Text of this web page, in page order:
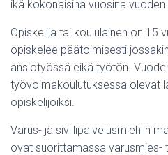
ikä kokonaisina vuosina vuoden
Opiskelija tai koululainen on 15
opiskelee päätoimisesti
ansiotyössä eikä työtön.
työvoimakoulutuksessa olevat
opiskelijoiksi.
Varus- ja siviilipalvelusmiehiin
ovat suorittamassa varusmies-